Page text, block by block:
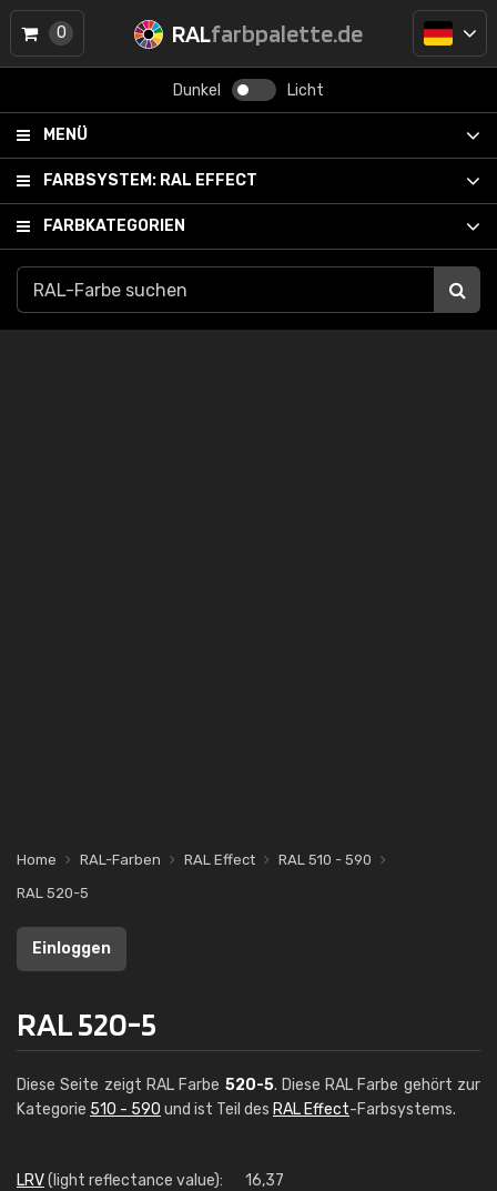
RALfarbpalette.de
Dunkel Licht
MENÜ
FARBSYSTEM: RAL EFFECT
FARBKATEGORIEN
0
Home RAL-Farben RAL Effect
RAL 510 - 590
RAL 520-5
Einloggen
RAL 520-5
Diese Seite zeigt RAL Farbe 520-5. Diese RAL Farbe gehört zur
Kategorie 510 - 590 und ist Teil des RAL Effect-Farbsystems.
LRV(light reflectance value): 16,37